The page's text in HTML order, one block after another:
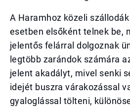
A Haramhoz közeli
esetben elsőként telnek be,
jelentős felárral dolgoznak
legtöbb zarándok számára
jelent akadályt, mivel senki
idejét buszra várakozással
gyaloglással tölteni,